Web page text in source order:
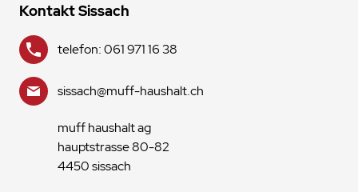
Kontakt Sissach
telefon: 061 971 16 38
sissach@muff-haushalt.ch
muff haushalt ag
hauptstrasse 80-82
4450 sissach